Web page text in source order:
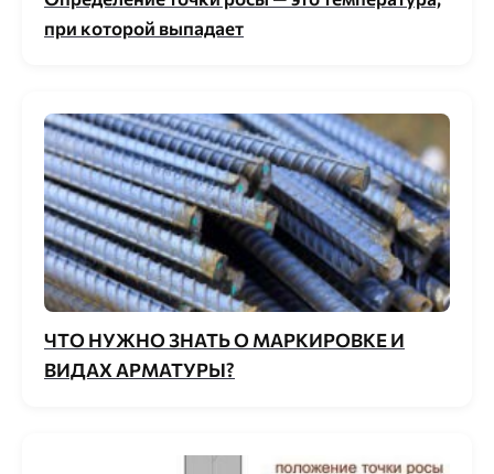
при которой выпадает
ЧТО НУЖНО ЗНАТЬ О МАРКИРОВКЕ И
ВИДАХ АРМАТУРЫ?